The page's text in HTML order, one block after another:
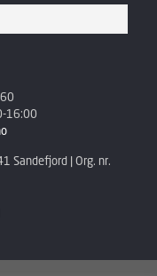
16:00
Sandefjord | Org. nr.